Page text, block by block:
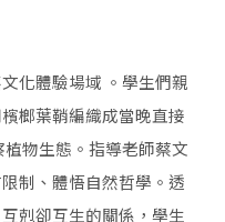
化體驗場域 。學生們親
榔葉鞘編織成當晚直接
物生態。指導老師蔡文
制、體悟自然哲學。透
剋卻互生的關係，學生